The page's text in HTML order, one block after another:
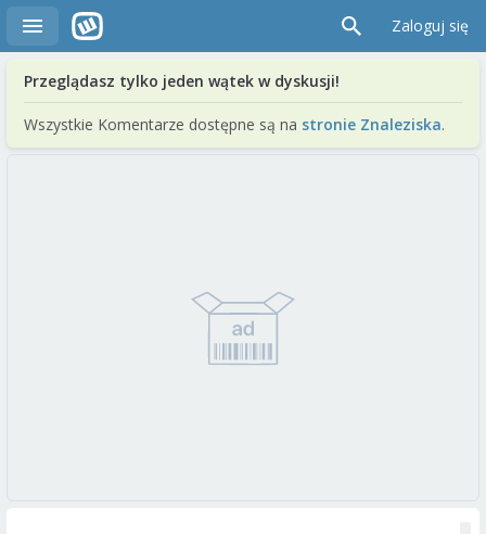
Zaloguj się
Przeglądasz tylko jeden wątek w dyskusji!
Wszystkie Komentarze dostępne są na stronie Znaleziska.